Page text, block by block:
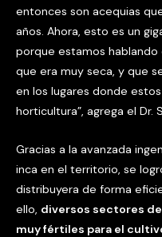
entonces son acequias
años. Ahora, esto es un
porque estamos
que era muy seca, y que
en los lugares donde
horticultura”, agrega el Dr.
Gracias a la avanzada
inca en el territorio, se
distribuyera de forma
ello, diversos sectores
muy fértiles para el